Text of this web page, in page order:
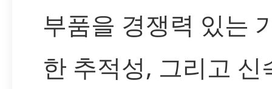
부품을 경쟁력 있는
한 추적성, 그리고 신